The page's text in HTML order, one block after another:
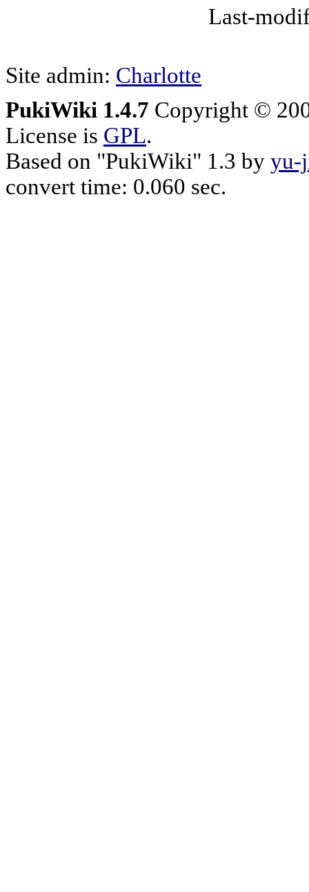
Last-
Site admin: Charlotte
PukiWiki 1.4.7 Copyright ©
License is GPL.
Based on "PukiWiki" 1.3 by yu-
convert time: 0.060 sec.